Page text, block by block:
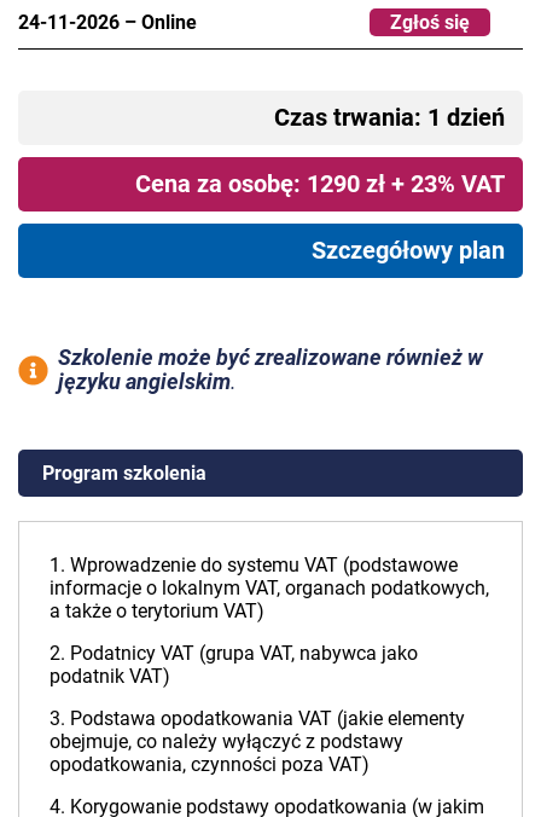
24-11-2026 – Online Zgłoś się
Czas trwania: 1 dzień
Cena za osobę: 1290 zł + 23% VAT
Szczegółowy plan
Szkolenie może być zrealizowane również w
języku angielskim.
Program szkolenia
1. Wprowadzenie do systemu VAT (podstawowe
informacje o lokalnym VAT, organach podatkowych,
a także o terytorium VAT)
2. Podatnicy VAT (grupa VAT, nabywca jako
podatnik VAT)
3. Podstawa opodatkowania VAT (jakie elementy
obejmuje, co należy wyłączyć z podstawy
opodatkowania, czynności poza VAT)
4. Korygowanie podstawy opodatkowania (w jakim